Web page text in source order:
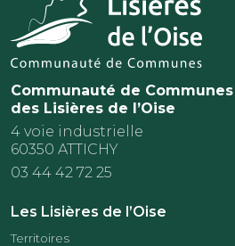
Communauté de Communes
des Lisières de l’Oise
4 voie industrielle
60350 ATTICHY
03 44 42 72 25
Les Lisières de l’Oise
Territoires